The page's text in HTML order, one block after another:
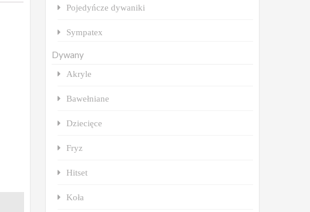
Pojedyńcze dywaniki
Sympatex
Dywany
Akryle
Bawełniane
Dziecięce
Fryz
Hitset
Koła